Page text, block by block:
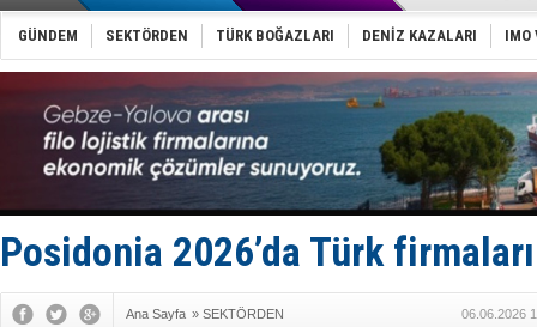
Taksi
TÜRKLİM
SOCAR da
D-Marin,
Van’da
TAYK -
GÜNDEM SEKTÖRDEN TÜRK BOĞAZLARI DENİZ KAZALARI IMO
Posidonia 2026’da Türk
Ana Sayfa » SEKTÖRDEN 06.06.2026